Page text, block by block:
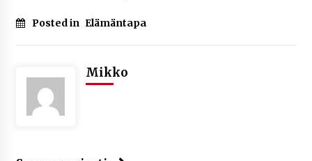
Posted in Elämäntapa
Mikko